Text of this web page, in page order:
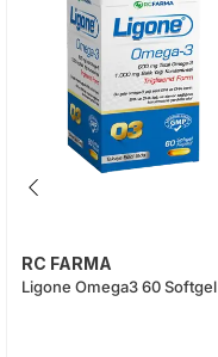
RC FARMA
Ligone Omega3 60 Softgel